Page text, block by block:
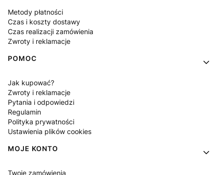
Metody płatności
Czas i koszty dostawy
Czas realizacji zamówienia
Zwroty i reklamacje
POMOC
Jak kupować?
Zwroty i reklamacje
Pytania i odpowiedzi
Regulamin
Polityka prywatności
Ustawienia plików cookies
MOJE KONTO
Twoje zamówienia